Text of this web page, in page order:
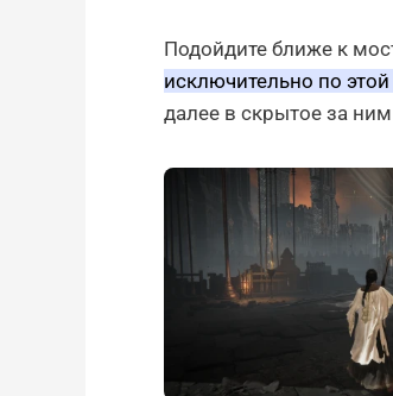
Подойдите ближе к
исключительно по
далее в скрытое за